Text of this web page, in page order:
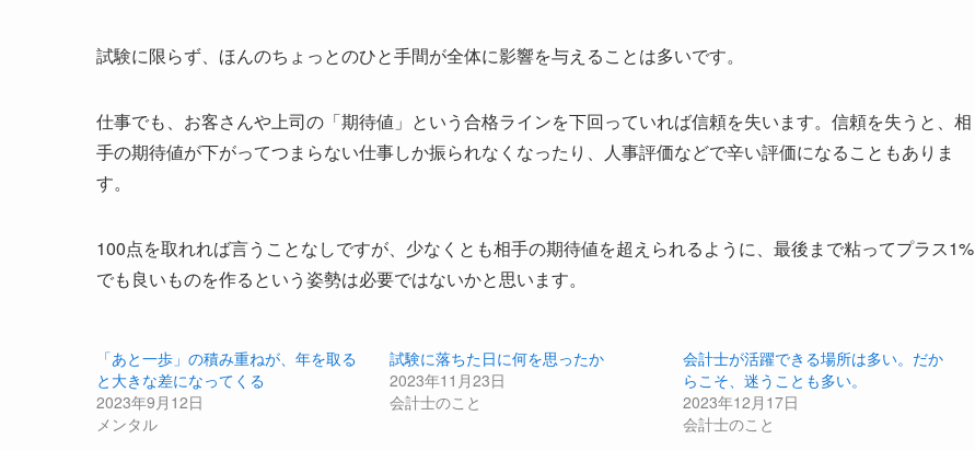
試験に限らず、ほんのちょっとのひと手間が全体に影響を与えることは多いです。
仕事でも、お客さんや上司の「期待値」という合格ラインを下回っていれば信頼を失います。信頼を失うと、相
手の期待値が下がってつまらない仕事しか振られなくなったり、人事評価などで辛い評価になることもありま
す。
100点を取れれば言うことなしですが、少なくとも相手の期待値を超えられるように、最後まで粘ってプラス1%
でも良いものを作るという姿勢は必要ではないかと思います。
「あと一歩」の積み重ねが、年を取る
と大きな差になってくる
2023年9月12日
メンタル
試験に落ちた日に何を思ったか
2023年11月23日
会計士のこと
会計士が活躍できる場所は多い。だか
らこそ、迷うことも多い。
2023年12月17日
会計士のこと